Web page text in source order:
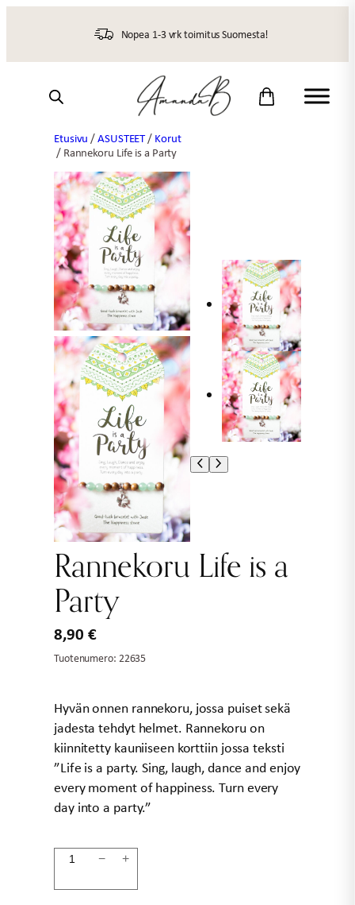
Nopea 1-3 vrk toimitus Suomesta!
Etusivu /ASUSTEET/ Korut
/ Rannekoru Life is a Party
Rannekoru Life is a
Party
8,90 €
Tuotenumero: 22635
Hyvän onnen rannekoru, jossa puiset sekä
jadesta tehdyt helmet. Rannekoru on
kiinnitetty kauniiseen korttiin jossa teksti
”Life is a party. Sing, laugh, dance and enjoy
every moment of happiness. Turn every
day into a party.”
Rannekoru
− +